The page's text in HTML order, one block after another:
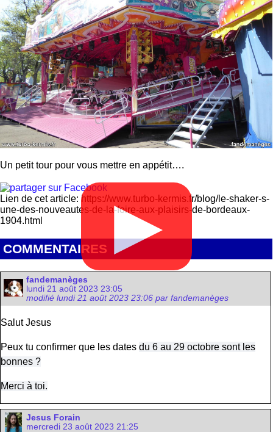
Un petit tour pour vous mettre en appétit….
▶
Lien de cet article: https://www.turbo-kermis.fr/blog/le-shaker-s-
une-des-nouveautes-de-la-foire-aux-plaisirs-de-bordeaux-
1904.html
COMMENTAIRES
fandemanèges
lundi 21 août 2023 23:05
modifié lundi 21 août 2023 23:06 par fandemanèges
Salut Jesus
Peux tu confirmer que les dates du 6 au 29 octobre sont les
bonnes ?
Merci à toi.
Jesus Forain
mercredi 23 août 2023 21:25